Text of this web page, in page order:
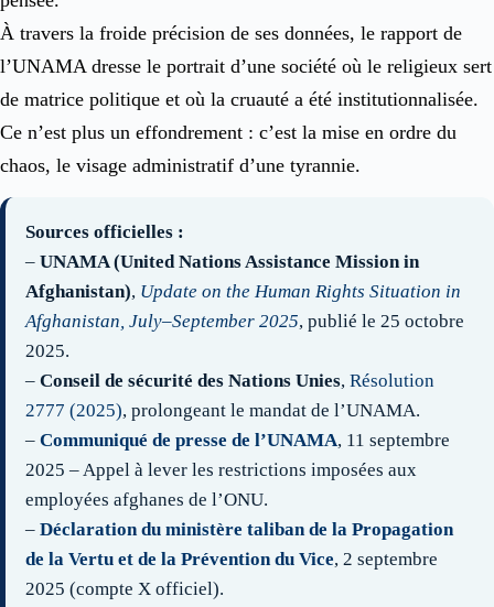
À travers la froide précision de ses données, le rapport de
l’UNAMA dresse le portrait d’une société où le religieux sert
de matrice politique et où la cruauté a été institutionnalisée.
Ce n’est plus un effondrement : c’est la mise en ordre du
chaos, le visage administratif d’une tyrannie.
Sources officielles :
– UNAMA (United Nations Assistance Mission in
Afghanistan), Update on the Human Rights Situation in
Afghanistan, July–September 2025, publié le 25 octobre
2025.
– Conseil de sécurité des Nations Unies, Résolution
2777 (2025), prolongeant le mandat de l’UNAMA.
– Communiqué de presse de l’UNAMA, 11 septembre
2025 – Appel à lever les restrictions imposées aux
employées afghanes de l’ONU.
– Déclaration du ministère taliban de la Propagation
de la Vertu et de la Prévention du Vice, 2 septembre
2025 (compte X officiel).